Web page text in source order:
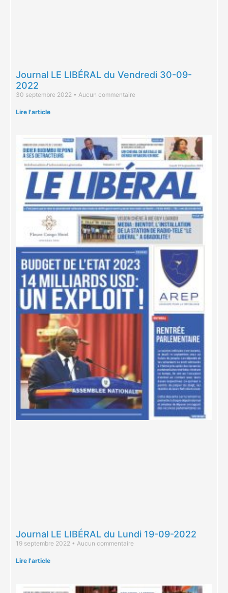
Journal LE LIBÉRAL du Vendredi 30-09-
2022
30 septembre 2022 Aucun commentaire
Lire l'article
Journal LE LIBÉRAL du Lundi 19-09-2022
19 septembre 2022 Aucun commentaire
Lire l'article